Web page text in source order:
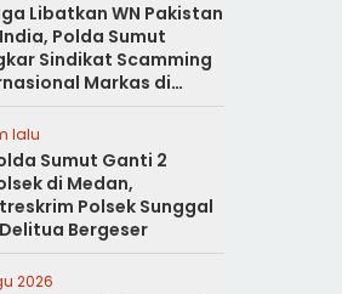
Libatkan WN Pakistan
Polda Sumut
Sindikat Scamming
Markas di
Podomoro
lalu
Sumut Ganti 2
di Medan,
Polsek Sunggal
Bergeser
2026